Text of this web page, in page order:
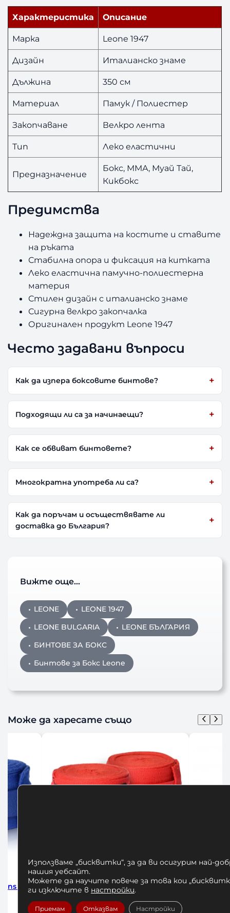
Характеристика Описание
Марка Leone 1947
Дизайн Италианско знаме
Дължина 350 см
Материал Памук / Полиестер
Закопчаване Велкро лента
Тип Леко еластични
Предназначение
Бокс, ММА, Муай Тай,
Кикбокс
Предимства
Надеждна защита на костите и ставите
на ръката
Стабилна опора и фиксация на китката
Леко еластична памучно-полиестерна
материя
Стилен дизайн с италианско знаме
Сигурна велкро закопчалка
Оригинален продукт Leone 1947
Често задавани въпроси
Как да изпера боксовите бинтове?
Подходящи ли са за начинаещи?
Как се обвиват бинтовете?
Многократна употреба ли са?
Как да поръчам и осъществявате ли
доставка до България?
Вижте още…
LEONE
LEONE 1947
LEONE BULGARIA
LEONE БЪЛГАРИЯ
БИНТОВЕ ЗА БОКС
Бинтове за Бокс Leone
Може да харесате също
5m Бинтове за Бокс Adidas Blue 255см
10,23€/ 20,01 лв.
Използваме „бисквитки“, за да ви осигурим най-
нашия уебсайт.
Можете да научите повече за това кои
ги изключите в настройки.
Приемам Отказвам Настройки